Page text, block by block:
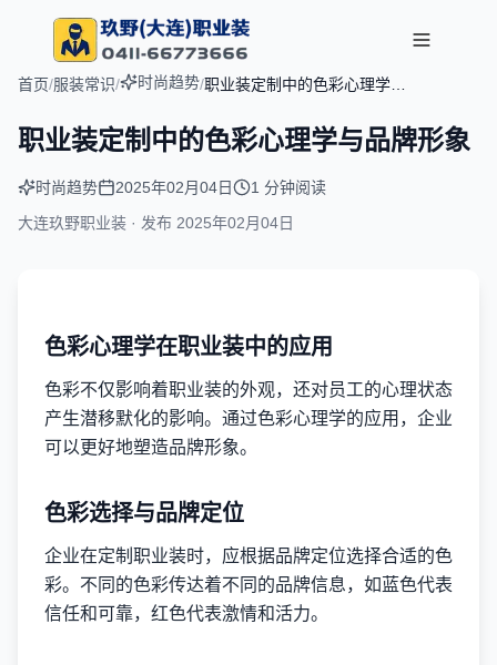
首页/服装常识/ 时尚趋势/职业装定制中的色彩心理学与
职业装定制中的色彩心理学与品牌形象
时尚趋势 2025年02月04日
1 分钟阅读
大连玖野职业装 · 发布 2025年02月04日
色彩心理学在职业装中的应用
色彩不仅影响着职业装的外观，还对员工的心理状态
产生潜移默化的影响。通过色彩心理学的应用，企业
可以更好地塑造品牌形象。
色彩选择与品牌定位
企业在定制职业装时，应根据品牌定位选择合适的色
彩。不同的色彩传达着不同的品牌信息，如蓝色代表
信任和可靠，红色代表激情和活力。